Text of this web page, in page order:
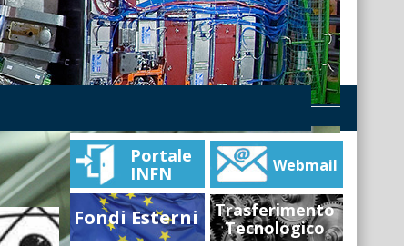
Portale
INFN
Webmail
Fondi Esterni
Trasferimento
Tecnologico